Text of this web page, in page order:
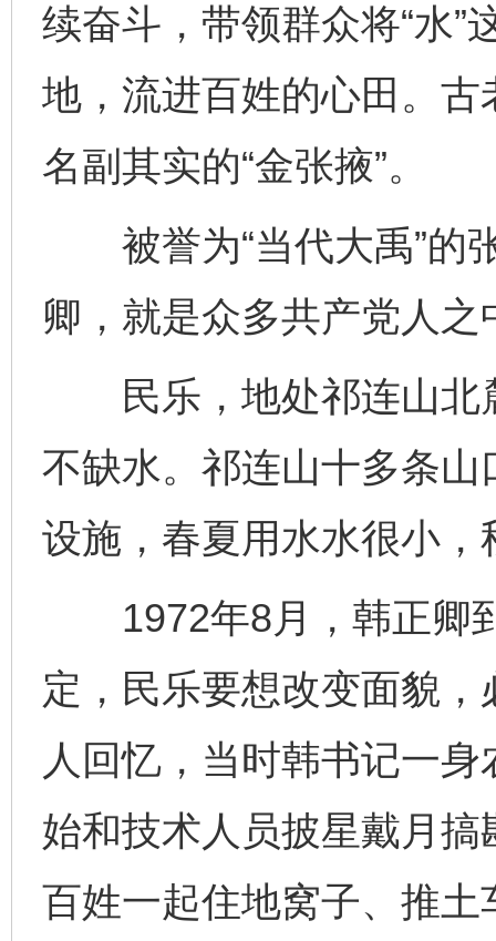
续奋斗，带领群众将“水”
地，流进百姓的心田。
名副其实的“金张掖”。
被誉为“当代大禹”的
卿，就是众多共产党人之
民乐，地处祁连山北
不缺水。祁连山十多条
设施，春夏用水水很小
1972年8月，韩正卿
定，民乐要想改变面貌
人回忆，当时韩书记一
始和技术人员披星戴月
百姓一起住地窝子、推